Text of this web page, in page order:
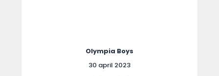
Olympia Boys
30 april 2023